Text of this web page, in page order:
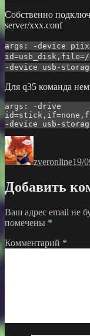
Собственно
server/xxx.conf
args: -device
id=usb_disk,file=/
-device usb-
Для q35 команда
args: -drive
-device usb-
zveronline19/
Добавить
Ваш адрес email не
помечены *
Комментарий *